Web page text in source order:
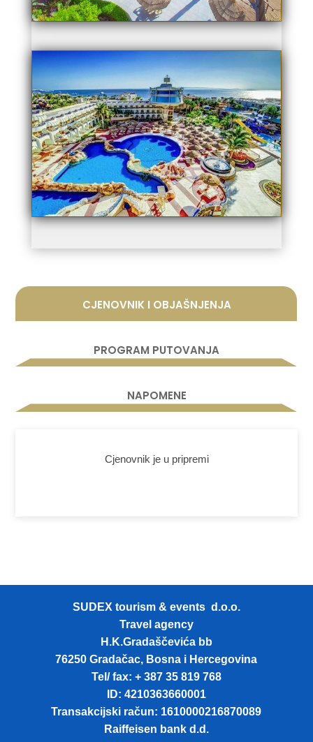
CJENOVNIK I OBJAŠNJENJA
PROGRAM PUTOVANJA
NAPOMENE
Cjenovnik je u pripremi
SUDEX tourism & events d.o.o.
Travel agency
H.K.Gradaščevića bb
76250 Gradačac, Bosna i Hercegovina
Tel/ fax: + 387 35 819 768
ID: 4210363660001
Transakcijski račun: 1610000216870089
Raiffeisen bank d.d.